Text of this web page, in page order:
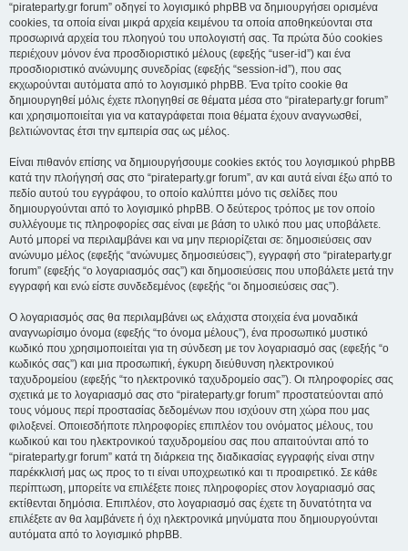
“pirateparty.gr forum” οδηγεί το λογισμικό phpBB να δημιουργήσει ορισμένα
cookies, τα οποία είναι μικρά αρχεία κειμένου τα οποία αποθηκεύονται στα
προσωρινά αρχεία του πλοηγού του υπολογιστή σας. Τα πρώτα δύο cookies
περιέχουν μόνον ένα προσδιοριστικό μέλους (εφεξής “user-id”) και ένα
προσδιοριστικό ανώνυμης συνεδρίας (εφεξής “session-id”), που σας
εκχωρούνται αυτόματα από το λογισμικό phpBB. Ένα τρίτο cookie θα
δημιουργηθεί μόλις έχετε πλοηγηθεί σε θέματα μέσα στο “pirateparty.gr forum”
και χρησιμοποιείται για να καταγράφεται ποια θέματα έχουν αναγνωσθεί,
βελτιώνοντας έτσι την εμπειρία σας ως μέλος.
Είναι πιθανόν επίσης να δημιουργήσουμε cookies εκτός του λογισμικού phpBB
κατά την πλοήγησή σας στο “pirateparty.gr forum”, αν και αυτά είναι έξω από το
πεδίο αυτού του εγγράφου, το οποίο καλύπτει μόνο τις σελίδες που
δημιουργούνται από το λογισμικό phpBB. Ο δεύτερος τρόπος με τον οποίο
συλλέγουμε τις πληροφορίες σας είναι με βάση το υλικό που μας υποβάλετε.
Αυτό μπορεί να περιλαμβάνει και να μην περιορίζεται σε: δημοσιεύσεις σαν
ανώνυμο μέλος (εφεξής “ανώνυμες δημοσιεύσεις”), εγγραφή στο “pirateparty.gr
forum” (εφεξής “ο λογαριασμός σας”) και δημοσιεύσεις που υποβάλετε μετά την
εγγραφή και ενώ είστε συνδεδεμένος (εφεξής “οι δημοσιεύσεις σας”).
Ο λογαριασμός σας θα περιλαμβάνει ως ελάχιστα στοιχεία ένα μοναδικά
αναγνωρίσιμο όνομα (εφεξής “το όνομα μέλους”), ένα προσωπικό μυστικό
κωδικό που χρησιμοποιείται για τη σύνδεση με τον λογαριασμό σας (εφεξής “ο
κωδικός σας”) και μια προσωπική, έγκυρη διεύθυνση ηλεκτρονικού
ταχυδρομείου (εφεξής “το ηλεκτρονικό ταχυδρομείο σας”). Οι πληροφορίες σας
σχετικά με το λογαριασμό σας στο “pirateparty.gr forum” προστατεύονται από
τους νόμους περί προστασίας δεδομένων που ισχύουν στη χώρα που μας
φιλοξενεί. Οποιεσδήποτε πληροφορίες επιπλέον του ονόματος μέλους, του
κωδικού και του ηλεκτρονικού ταχυδρομείου σας που απαιτούνται από το
“pirateparty.gr forum” κατά τη διάρκεια της διαδικασίας εγγραφής είναι στην
παρέκκλισή μας ως προς το τι είναι υποχρεωτικό και τι προαιρετικό. Σε κάθε
περίπτωση, μπορείτε να επιλέξετε ποιες πληροφορίες στον λογαριασμό σας
εκτίθενται δημόσια. Επιπλέον, στο λογαριασμό σας έχετε τη δυνατότητα να
επιλέξετε αν θα λαμβάνετε ή όχι ηλεκτρονικά μηνύματα που δημιουργούνται
αυτόματα από το λογισμικό phpBB.